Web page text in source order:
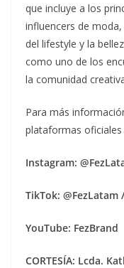
que incluye a los
influencers de
del lifestyle y la
como uno de los
la comunidad
Para más
plataformas
Instagram:
TikTok: @FezLatam
YouTube: FezBrand
CORTESÍA: Lcda.